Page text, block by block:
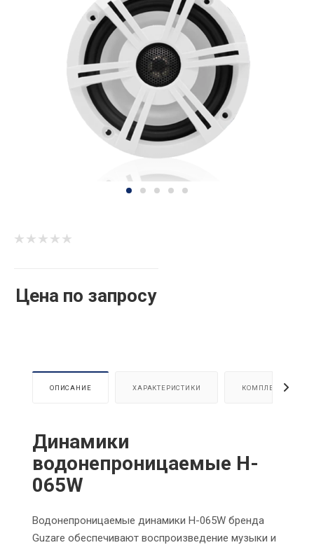
Цена по запросу
ОПИСАНИЕ ХАРАКТЕРИСТИКИ КОМПЛЕКТАЦИЯ
Динамики
водонепроницаемые H-
065W
Водонепроницаемые динамики H-065W бренда
Guzare обеспечивают воспроизведение музыки и